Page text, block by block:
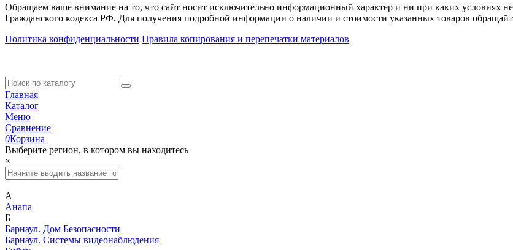
Обращаем ваше внимание на то, что сайт носит исключительно информационный характер и ни при каких условиях
Гражданского кодекса РФ. Для получения подробной информации о наличии и стоимости указанных товаров
Политика конфиденциальности Правила копирования и перепечатки материалов
Главная
Каталог
Меню
Сравнение
0Корзина
Выберите регион, в котором вы находитесь
×
А
Анапа
Б
Барнаул. Дом Безопасности
Барнаул. Системы видеонаблюдения